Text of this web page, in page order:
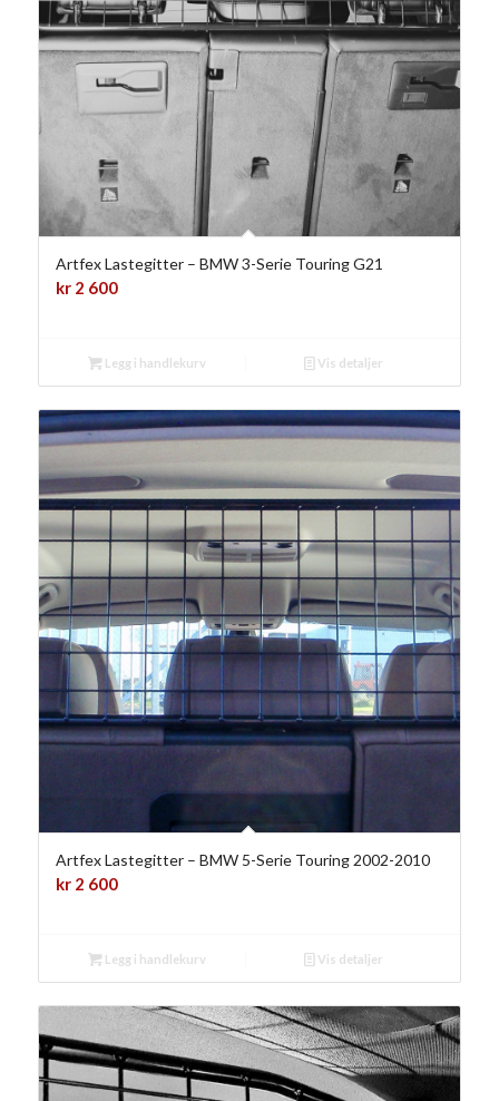
Artfex Lastegitter – BMW 3-Serie Touring G21
kr2 600
Legg i handlekurv Vis detaljer
Artfex Lastegitter – BMW 5-Serie Touring 2002-2010
kr2 600
Legg i handlekurv Vis detaljer